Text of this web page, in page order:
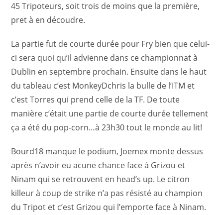
45 Tripoteurs, soit trois de moins que la première,
pret à en découdre.
La partie fut de courte durée pour Fry bien que celui-
ci sera quoi qu’il advienne dans ce championnat à
Dublin en septembre prochain. Ensuite dans le haut
du tableau c’est MonkeyDchris la bulle de l’ITM et
c’est Torres qui prend celle de la TF. De toute
manière c’était une partie de courte durée tellement
ça a été du pop-corn…à 23h30 tout le monde au lit!
Bourd18 manque le podium, Joemex monte dessus
après n’avoir eu acune chance face à Grizou et
Ninam qui se retrouvent en head’s up. Le citron
killeur à coup de strike n’a pas résisté au champion
du Tripot et c’est Grizou qui l’emporte face à Ninam.